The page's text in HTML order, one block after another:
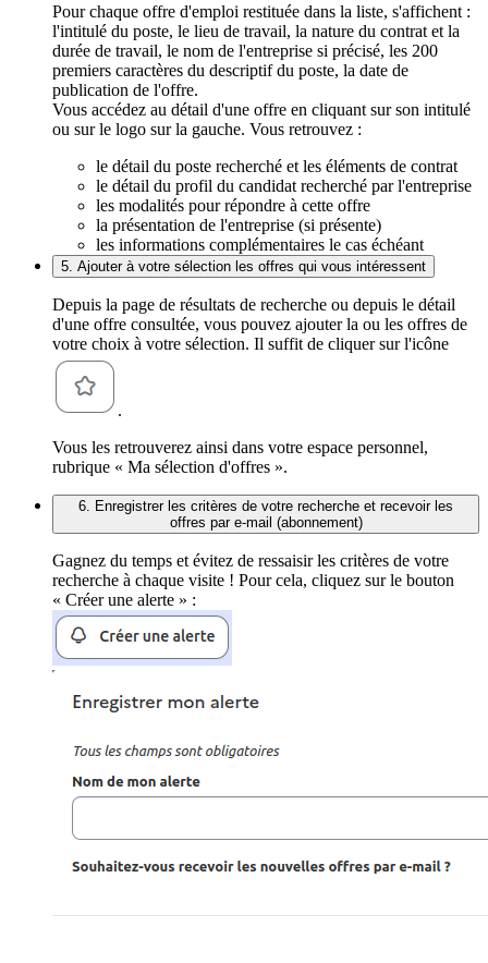
Pour chaque offre d'emploi restituée dans la liste, s'affichent :
l'intitulé du poste, le lieu de travail, la nature du contrat et la
durée de travail, le nom de l'entreprise si précisé, les 200
premiers caractères du descriptif du poste, la date de
publication de l'offre.
Vous accédez au détail d'une offre en cliquant sur son intitulé
ou sur le logo sur la gauche. Vous retrouvez :
le détail du poste recherché et les éléments de contrat
le détail du profil du candidat recherché par l'entreprise
les modalités pour répondre à cette offre
la présentation de l'entreprise (si présente)
les informations complémentaires le cas échéant
5. Ajouter à votre sélection les offres qui vous intéressent
Depuis la page de résultats de recherche ou depuis le détail
d'une offre consultée, vous pouvez ajouter la ou les offres de
votre choix à votre sélection. Il suffit de cliquer sur l'icône
.
Vous les retrouverez ainsi dans votre espace personnel,
rubrique « Ma sélection d'offres ».
6. Enregistrer les critères de votre recherche et recevoir les
offres par e-mail (abonnement)
Gagnez du temps et évitez de ressaisir les critères de votre
recherche à chaque visite ! Pour cela, cliquez sur le bouton
« Créer une alerte » :